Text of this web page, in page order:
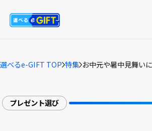
選べるe-GIFT TOP 特集 お中元や暑中見舞い
プレゼント選び